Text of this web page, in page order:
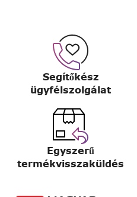
Segítőkész
ügyfélszolgálat
Egyszerű
termékvisszaküldés